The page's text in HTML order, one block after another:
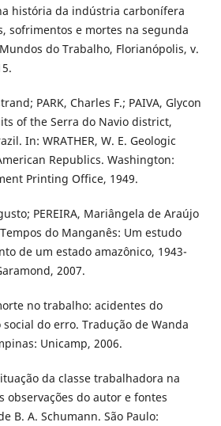
história da indústria carbonífera
sofrimentos e mortes na segunda
do Trabalho, Florianópolis, v.
PARK, Charles F.; PAIVA, Glycon
of the Serra do Navio district,
In: WRATHER, W. E. Geologic
Republics. Washington:
Printing Office, 1949.
PEREIRA, Mariângela de Araújo
do Manganês: Um estudo
de um estado amazônico, 1943-
2007.
no trabalho: acidentes do
do erro. Tradução de Wanda
Unicamp, 2006.
da classe trabalhadora na
observações do autor e fontes
B. A. Schumann. São Paulo: